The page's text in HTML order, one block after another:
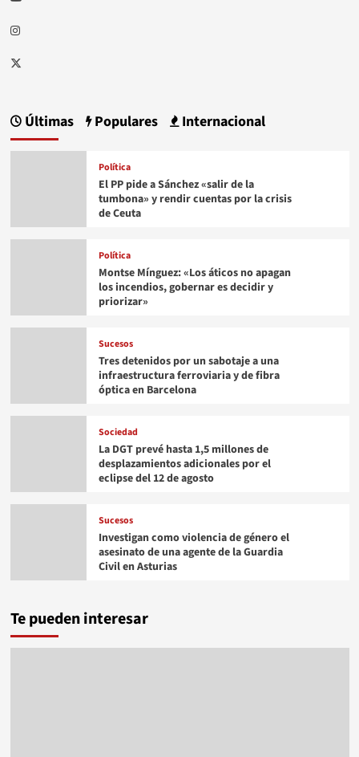
Instagram
Twitter
Últimas Populares Internacional
Política
El PP pide a Sánchez «salir de la
tumbona» y rendir cuentas por la crisis
de Ceuta
Política
Montse Mínguez: «Los áticos no apagan
los incendios, gobernar es decidir y
priorizar»
Sucesos
Tres detenidos por un sabotaje a una
infraestructura ferroviaria y de fibra
óptica en Barcelona
Sociedad
La DGT prevé hasta 1,5 millones de
desplazamientos adicionales por el
eclipse del 12 de agosto
Sucesos
Investigan como violencia de género el
asesinato de una agente de la Guardia
Civil en Asturias
Te pueden interesar